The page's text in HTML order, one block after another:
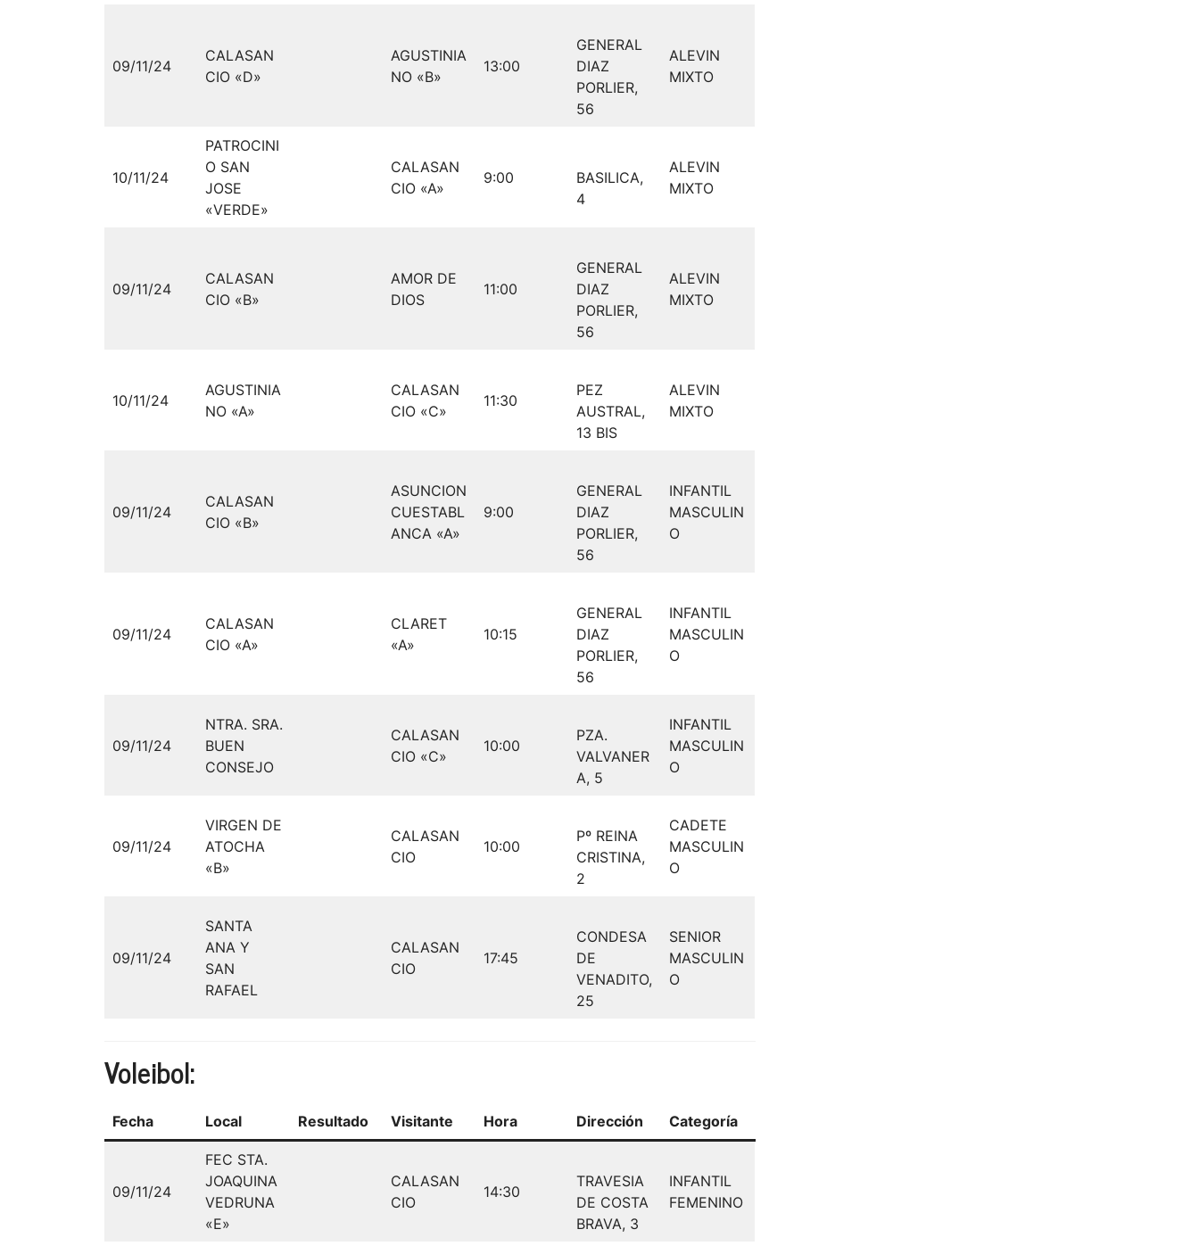
09/11/24
CALASAN
CIO «D»
AGUSTINIA
NO «B»
13:00
GENERAL
DIAZ
PORLIER,
56
ALEVIN
MIXTO
10/11/24
PATROCINI
O SAN
JOSE
«VERDE»
CALASAN
CIO «A»
9:00
BASILICA,
4
ALEVIN
MIXTO
09/11/24
CALASAN
CIO «B»
AMOR DE
DIOS
11:00
GENERAL
DIAZ
PORLIER,
56
ALEVIN
MIXTO
10/11/24
AGUSTINIA
NO «A»
CALASAN
CIO «C»
11:30
PEZ
AUSTRAL,
13 BIS
ALEVIN
MIXTO
09/11/24
CALASAN
CIO «B»
ASUNCION
CUESTABL
ANCA «A»
9:00
GENERAL
DIAZ
PORLIER,
56
INFANTIL
MASCULIN
O
09/11/24
CALASAN
CIO «A»
CLARET
«A»
10:15
GENERAL
DIAZ
PORLIER,
56
INFANTIL
MASCULIN
O
09/11/24
NTRA. SRA.
BUEN
CONSEJO
CALASAN
CIO «C»
10:00
PZA.
VALVANER
A, 5
INFANTIL
MASCULIN
O
09/11/24
VIRGEN DE
ATOCHA
«B»
CALASAN
CIO
10:00
Pº REINA
CRISTINA,
2
CADETE
MASCULIN
O
09/11/24
SANTA
ANA Y
SAN
RAFAEL
CALASAN
CIO
17:45
CONDESA
DE
VENADITO,
25
SENIOR
MASCULIN
O
Voleibol:
Fecha Local Resultado Visitante Hora Dirección Categoría
09/11/24
FEC STA.
JOAQUINA
VEDRUNA
«E»
CALASAN
CIO
14:30
TRAVESIA
DE COSTA
BRAVA, 3
INFANTIL
FEMENINO